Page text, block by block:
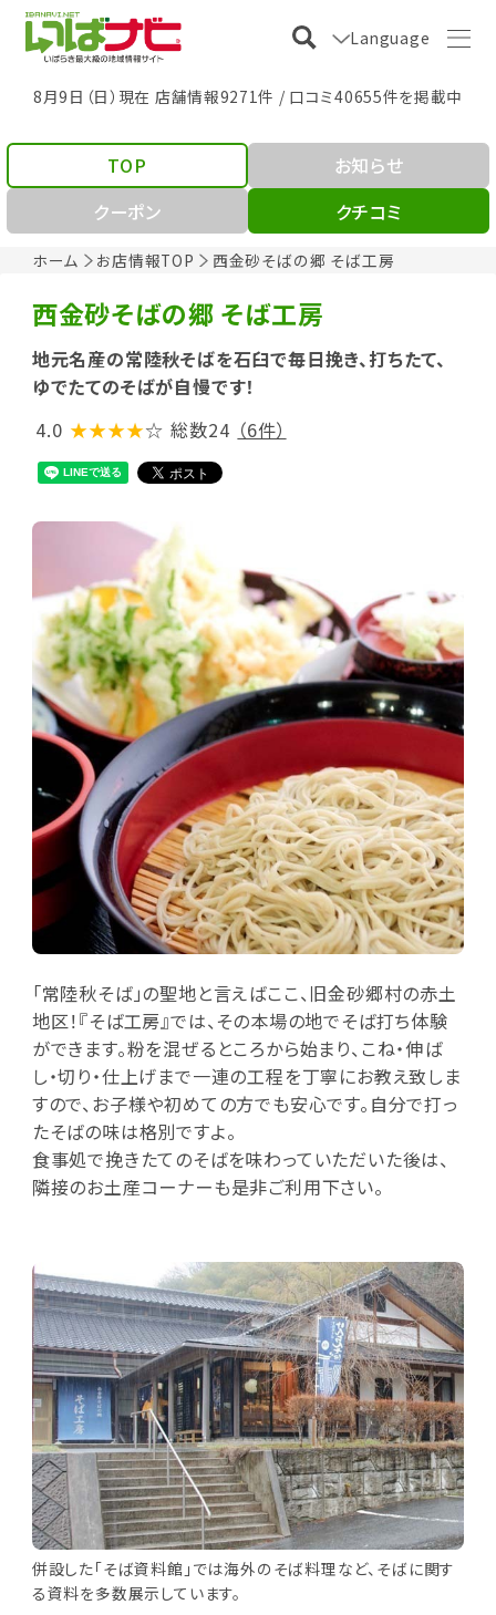
Language
8月9日（日）現在 店舗情報9271件 / 口コミ40655件を掲載中
ホーム お店情報TOP 西金砂そばの郷 そば工房
TOP
お知らせ
クーポン
クチコミ
西金砂そばの郷 そば工房
地元名産の常陸秋そばを石臼で毎日挽き、打ちたて、
ゆでたてのそばが自慢です！
4.0 ★★★★☆ 総数24 （6件）
「常陸秋そば」の聖地と言えばここ、旧金砂郷村の赤土
地区！『そば工房』では、その本場の地でそば打ち体験
ができます。粉を混ぜるところから始まり、こね・伸ば
し・切り・仕上げまで一連の工程を丁寧にお教え致しま
すので、お子様や初めての方でも安心です。自分で打っ
たそばの味は格別ですよ。
食事処で挽きたてのそばを味わっていただいた後は、
隣接のお土産コーナーも是非ご利用下さい。
併設した「そば資料館」では海外のそば料理など、そばに関す
る資料を多数展示しています。